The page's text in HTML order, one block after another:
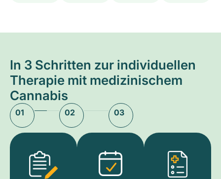
In 3 Schritten zur individuellen
Therapie mit medizinischem
Cannabis
01 02 03